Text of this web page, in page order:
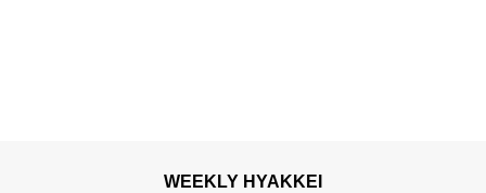
WEEKLY HYAKKEI